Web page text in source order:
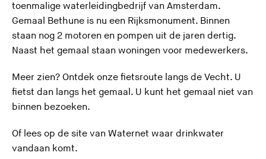
r
l
a
a
d
e
z
e
toenmalige waterleidingbedrijf van Amsterdam.
Gemaal Bethune is nu een Rijksmonument. Binnen
staan nog 2 motoren en pompen uit de jaren dertig.
Naast het gemaal staan woningen voor medewerkers.
Meer zien? Ontdek onze fietsroute langs de Vecht. U
fietst dan langs het gemaal. U kunt het gemaal niet van
binnen bezoeken.
Of lees op de site van Waternet waar drinkwater
vandaan komt(.